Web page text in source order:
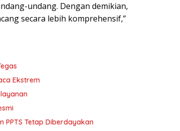
undang. Dengan demikian,
secara lebih komprehensif,”
Ekstrem
PPTS Tetap Diberdayakan